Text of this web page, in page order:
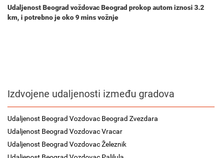
Udaljenost Beograd voždovac Beograd prokop autom iznosi 3.2
km, i potrebno je oko9 minsvožnje
Izdvojene udaljenosti između gradova
Udaljenost Beograd Vozdovac Beograd Zvezdara
Udaljenost Beograd Vozdovac Vracar
Udaljenost Beograd Vozdovac Železnik